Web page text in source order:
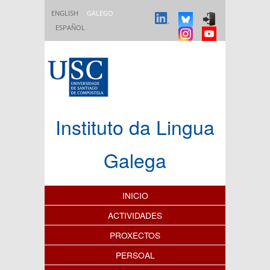
ENGLISH
GALEGO
ESPAÑOL
Instituto da Lingua
Galega
Índice de contidos
INICIO
ACTIVIDADES
PROXECTOS
PERSOAL